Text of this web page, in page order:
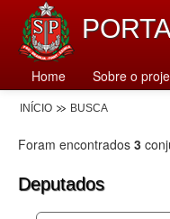
Home Sobre o
INÍCIO BUSCA
Foram encontrados 3
Deputados